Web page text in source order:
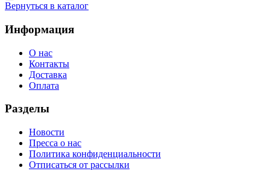
Вернуться в каталог
Информация
О нас
Контакты
Доставка
Оплата
Разделы
Новости
Пресса о нас
Политика конфиденциальности
Отписаться от рассылки